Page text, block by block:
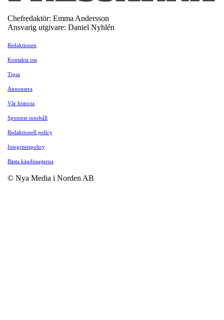
Chefredaktör: Emma Andersson
Ansvarig utgivare: Daniel Nyhlén
Redaktionen
Kontakta oss
Tipsa
Annonsera
Vår historia
Sponsrat innehåll
Redaktionell policy
Integritetspolicy
Bästa kändissajterna
© Nya Media i Norden AB